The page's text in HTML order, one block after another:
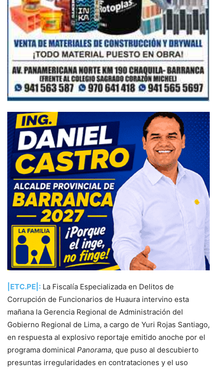
|ETC.PE|: La Fiscalía Especializada en Delitos de
Corrupción de Funcionarios de Huaura intervino esta
mañana la Gerencia Regional de Administración del
Gobierno Regional de Lima, a cargo de Yuri Rojas Santiago,
en respuesta al explosivo reportaje emitido anoche por el
programa dominical Panorama, que puso al descubierto
presuntas irregularidades en contrataciones y el uso